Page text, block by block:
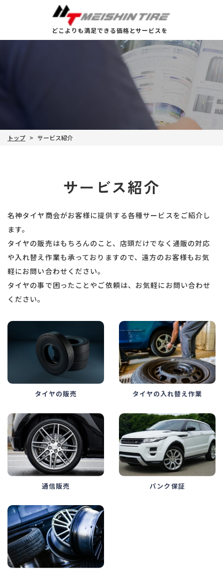
どこよりも満足できる価格とサービスを
トップ > サービス紹介
サービス紹介
名神タイヤ商会がお客様に提供する各種サービスをご紹介し
ます。
タイヤの販売はもちろんのこと、店頭だけでなく通販の対応
や入れ替え作業も承っておりますので、遠方のお客様もお気
軽にお問い合わせください。
タイヤの事で困ったことやご依頼は、お気軽にお問い合わせ
ください。
タイヤの販売 タイヤの入れ替え作業
通信販売 パンク保証